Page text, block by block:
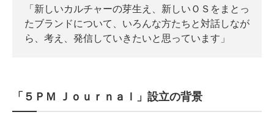
「新しいカルチャーの芽生え、新しいＯＳをまとっ
たブランドについて、いろんな方たちと対話しなが
ら、考え、発信していきたいと思っています」
「５ＰＭ Ｊｏｕｒｎａｌ」設立の背景